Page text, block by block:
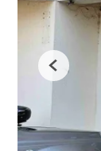
Previous